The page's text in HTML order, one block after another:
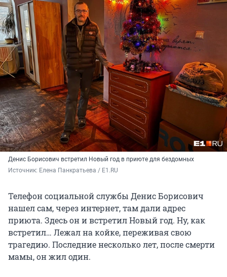
Денис Борисович встретил Новый год в приюте для бездомных
Источник: Елена Панкратьева / E1.RU
Телефон социальной службы Денис Борисович
нашел сам, через интернет, там дали адрес
приюта. Здесь он и встретил Новый год. Ну, как
встретил… Лежал на койке, переживая свою
трагедию. Последние несколько лет, после смерти
мамы, он жил один.